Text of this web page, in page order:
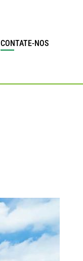
CONTATE-NOS